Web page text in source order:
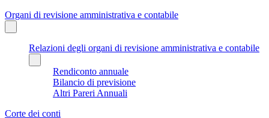
Organi di revisione amministrativa e contabile
Relazioni degli organi di revisione amministrativa e contabile
Rendiconto annuale
Bilancio di previsione
Altri Pareri Annuali
Corte dei conti